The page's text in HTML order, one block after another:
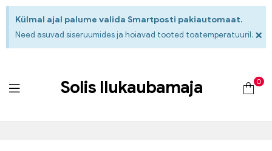
Külmal ajal palume valida Smartposti pakiautomaat.
Need asuvad siseruumides ja hoiavad tooted toatemperatuuril. ×
Solis Ilukaubamaja 0